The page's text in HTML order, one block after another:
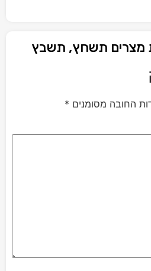
מצרים תשחץ, תשבץ
החובה מסומנים *